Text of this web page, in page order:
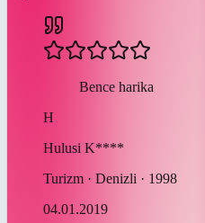
Bence harika
H
Hulusi K****
Turizm · Denizli · 1998
04.01.2019